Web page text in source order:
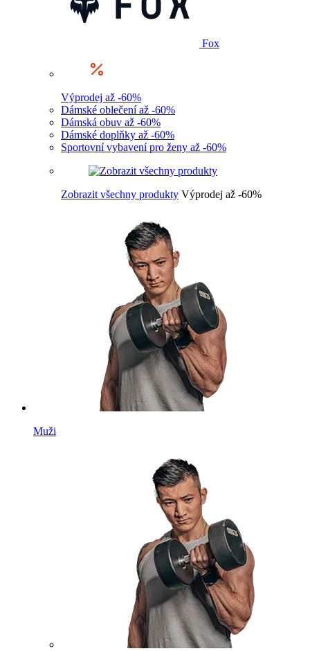
Fox
Výprodej až -60%
Dámské oblečení až -60%
Dámská obuv až -60%
Dámské doplňky až -60%
Sportovní vybavení pro ženy až -60%
Zobrazit všechny produkty Výprodej až -60%
Muži